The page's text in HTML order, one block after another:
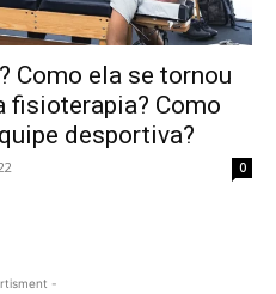
Como ela se tornou
fisioterapia? Como
desportiva?
0
-